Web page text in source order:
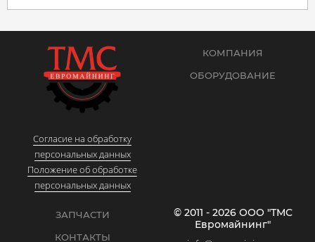
Согласие на обработку
персональных данных
Положение об обработке
персональных данных
КОМПАНИЯ
ОБОРУДОВАНИЕ
ЗАПЧАСТИ
КОНТАКТЫ
© 2011 - 2026 ООО "ТМС
Евромайнинг"